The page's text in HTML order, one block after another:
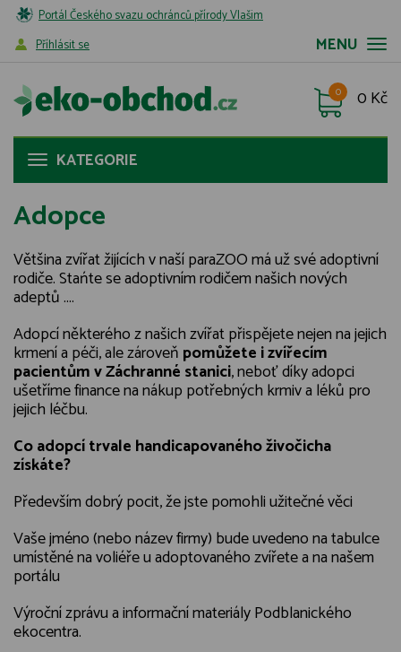
Portál Českého svazu ochránců přírody Vlašim
MENU
Příhlásit se
0 Kč
0
KATEGORIE
Adopce
Většina zvířat žijících v naší paraZOO má už své adoptivní
rodiče. Stańte se adoptivním rodičem našich nových
adeptů ....
Adopcí některého z našich zvířat přispějete nejen na jejich
krmení a péči, ale zároveň pomůžete i zvířecím
pacientům v Záchranné stanici, neboť díky adopci
ušetříme finance na nákup potřebných krmiv a léků pro
jejich léčbu.
Co adopcí trvale handicapovaného živočicha
získáte?
Především dobrý pocit, že jste pomohli užitečné věci
Vaše jméno (nebo název firmy) bude uvedeno na tabulce
umístěné na voliéře u adoptovaného zvířete a na našem
portálu
Výroční zprávu a informační materiály Podblanického
ekocentra.